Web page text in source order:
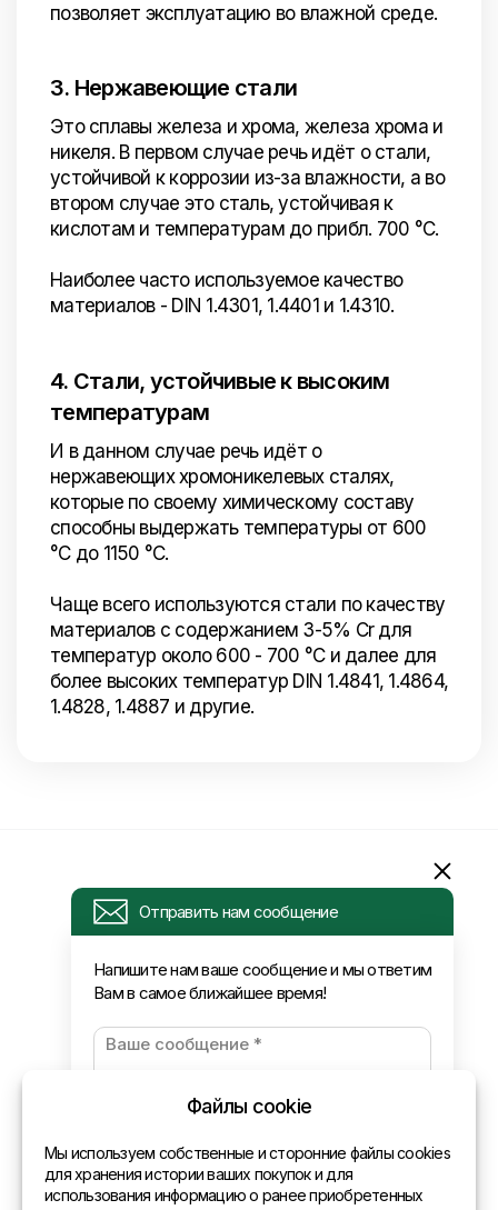
позволяет эксплуатацию во влажной среде.
3. Нержавеющие стали
Это сплавы железа и хрома, железа хрома и
никеля. В первом случае речь идёт о стали,
устойчивой к коррозии из-за влажности, а во
втором случае это сталь, устойчивая к
кислотам и температурам до прибл. 700 °C.
Наиболее часто используемое качество
материалов - DIN 1.4301, 1.4401 и 1.4310.
4. Стали, устойчивые к высоким
температурам
И в данном случае речь идёт о
нержавеющих хромоникелевых сталях,
которые по своему химическому составу
способны выдержать температуры от 600
°C до 1150 °C.
Чаще всего используются стали по качеству
материалов с содержанием 3-5% Cr для
температур около 600 - 700 °C и далее для
более высоких температур DIN 1.4841, 1.4864,
1.4828, 1.4887 и другие.
Отправить нам сообщение
Напишите нам ваше сообщение и мы ответим
Вам в самое ближайшее время!
Информация
Запрос
Оплата и доставка
Политика конфиденциальности
Контакты
Общая информация
Файлы cookie
Мы используем собственные и сторонние файлы cookies
для хранения истории ваших покупок и для
использования информацию о ранее приобретенных